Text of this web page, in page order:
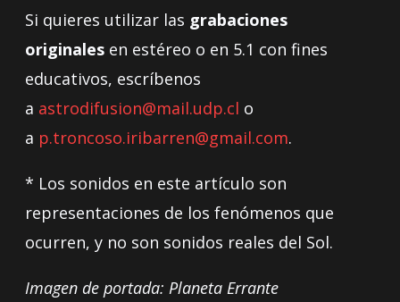
Si quieres utilizar las grabaciones
originalesen estéreo o en 5.1 con fines
educativos, escríbenos
a astrodifusion@mail.udp.cl o
a p.troncoso.iribarren@gmail.com.
* Los sonidos en este artículo son
representaciones de los fenómenos que
ocurren, y no son sonidos reales del Sol.
Imagen de portada: Planeta Errante